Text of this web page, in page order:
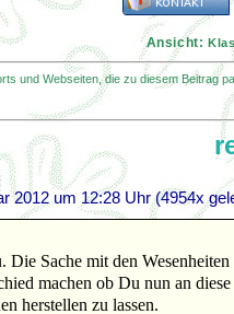
Ansicht:
und Webseiten, die zu diesem Beitrag
2012 um 12:28 Uhr(4954x
Sache mit den
machen ob Du nun an
herstellen zu lassen.